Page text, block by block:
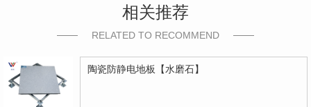
相关推荐
RELATED TO RECOMMEND
陶瓷防静电地板【水磨石】